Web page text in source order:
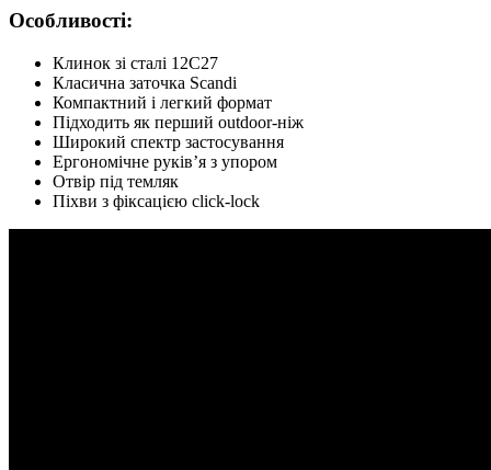
Особливості:
Клинок зі сталі 12C27
Класична заточка Scandi
Компактний і легкий формат
Підходить як перший outdoor-ніж
Широкий спектр застосування
Ергономічне руків’я з упором
Отвір під темляк
Піхви з фіксацією click-lock